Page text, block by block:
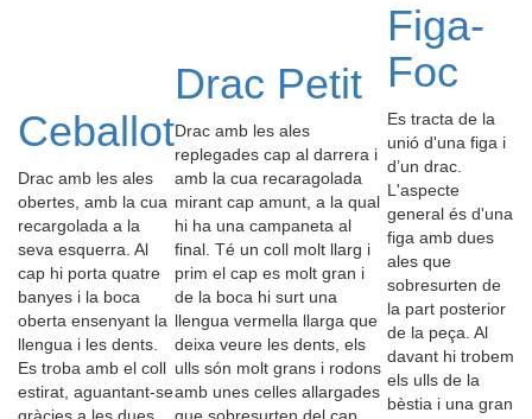
Ceballot
Drac amb les ales
obertes, amb la cua
recargolada a la
seva esquerra. Al
cap hi porta quatre
banyes i la boca
oberta ensenyant la
llengua i les dents.
Es troba amb el coll
estirat, aguantant-se
Drac Petit
Drac amb les ales
replegades cap al darrera i
amb la cua recaragolada
mirant cap amunt, a la qual
hi ha una campaneta al
final. Té un coll molt llarg i
prim el cap es molt gran i
de la boca hi surt una
llengua vermella llarga que
deixa veure les dents, els
ulls són molt grans i rodons
amb unes celles allargades
Figa-
Foc
Es tracta de la
unió d'una figa i
d’un drac.
L'aspecte
general és d'una
figa amb dues
ales que
sobresurten de
la part posterior
de la peça. Al
davant hi trobem
els ulls de la
bèstia i una gran